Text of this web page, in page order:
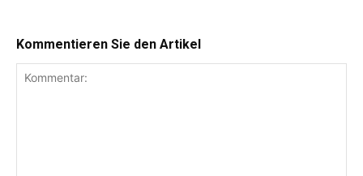
Kommentieren Sie den Artikel